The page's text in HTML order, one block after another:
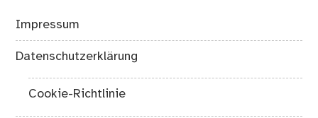
Impressum
Datenschutzerklärung
Cookie-Richtlinie